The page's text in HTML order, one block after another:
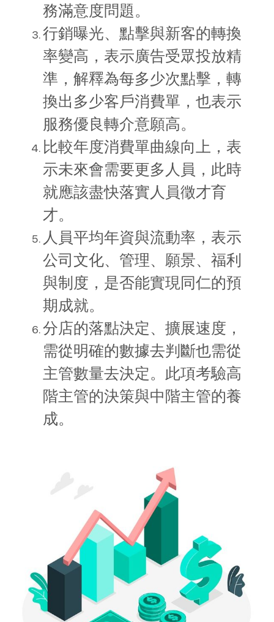
務滿意度問題。
行銷曝光、點擊與新客的轉換
率變高，表示廣告受眾投放精
準，解釋為每多少次點擊，轉
換出多少客戶消費單，也表示
服務優良轉介意願高。
比較年度消費單曲線向上，表
示未來會需要更多人員，此時
就應該盡快落實人員徵才育
才。
人員平均年資與流動率，表示
公司文化、管理、願景、福利
與制度，是否能實現同仁的預
期成就。
分店的落點決定、擴展速度，
需從明確的數據去判斷也需從
主管數量去決定。此項考驗高
階主管的決策與中階主管的養
成。